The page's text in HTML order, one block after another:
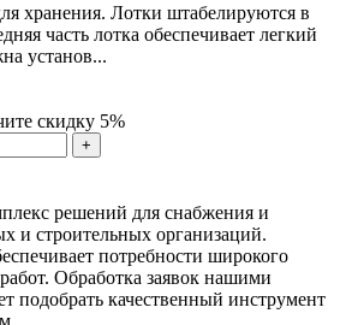
хранения. Лотки штабелируются в
часть лотка обеспечивает легкий
установ...
скидку 5%
+
решений для снабжения и
и строительных организаций.
потребности широкого
Обработка заявок нашими
подобрать качественный инструмент